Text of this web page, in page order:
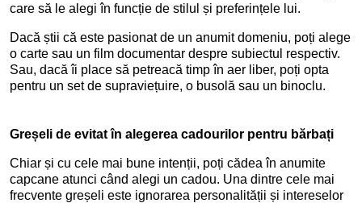
care să le alegi în funcție de stilul și preferințele lui.
Dacă știi că este pasionat de un anumit domeniu, poți alege
o carte sau un film documentar despre subiectul respectiv.
Sau, dacă îi place să petreacă timp în aer liber, poți opta
pentru un set de supraviețuire, o busolă sau un binoclu.
Greșeli de evitat în alegerea cadourilor pentru bărbați
Chiar și cu cele mai bune intenții, poți cădea în anumite
capcane atunci când alegi un cadou. Una dintre cele mai
frecvente greșeli este ignorarea personalității și intereselor